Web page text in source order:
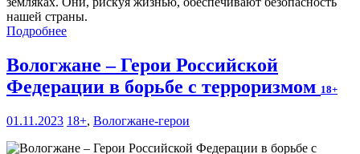
нашей страны.
Подробнее
Вологжане – Герои Российской
Федерации в борьбе с терроризмом 18+
01.11.2023 18+, Вологжане-герои